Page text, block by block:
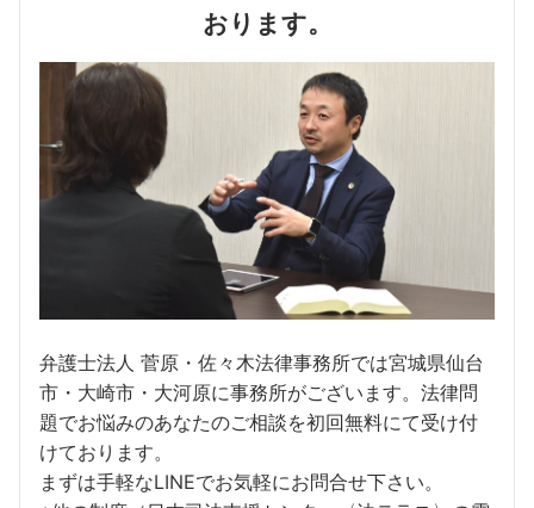
おります。
弁護士法人 菅原・佐々木法律事務所では宮城県仙台
市・大崎市・大河原に事務所がございます。法律問
題でお悩みのあなたのご相談を初回無料にて受け付
けております。
まずは手軽なLINEでお気軽にお問合せ下さい。